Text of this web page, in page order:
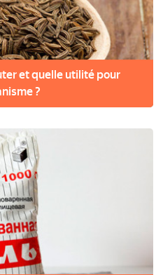
et quelle utilité pour
?